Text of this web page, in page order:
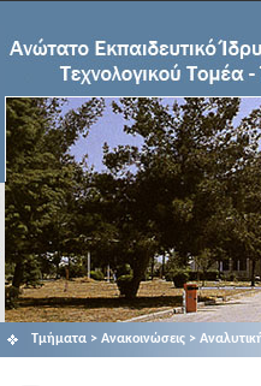
Τμήματα > Ανακοινώσεις >